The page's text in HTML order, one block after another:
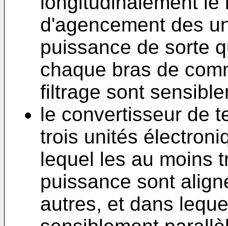
d'agencement des
puissance de sorte
chaque bras de
filtrage sont
le convertisseur de
trois unités
lequel les au moins
puissance sont
autres, et dans